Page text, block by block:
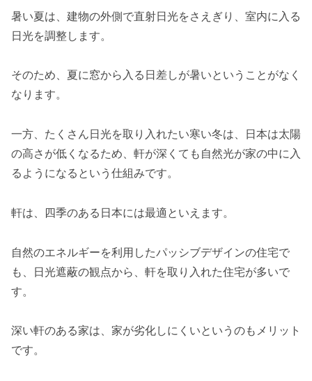
暑い夏は、建物の外側で直射日光をさえぎり、室内に入る
日光を調整します。
そのため、夏に窓から入る日差しが暑いということがなく
なります。
一方、たくさん日光を取り入れたい寒い冬は、日本は太陽
の高さが低くなるため、軒が深くても自然光が家の中に入
るようになるという仕組みです。
軒は、四季のある日本には最適といえます。
自然のエネルギーを利用したパッシブデザインの住宅で
も、日光遮蔽の観点から、軒を取り入れた住宅が多いで
す。
深い軒のある家は、家が劣化しにくいというのもメリット
です。